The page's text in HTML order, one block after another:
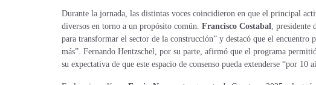
Durante la jornada, las distintas voces coincidieron en que el principal
diversos en torno a un propósito común. Francisco Costabal
,
para transformar el sector de la construcción” y destacó que el
más”. Fernando Hentzschel, por su parte, afirmó que el programa
su expectativa de que este espacio de consenso pueda extenderse “por 10